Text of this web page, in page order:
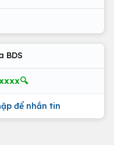
BDS
để nhắn tin